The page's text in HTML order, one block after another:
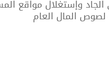
الجاد وإستغلال مواقع
لصوص المال العام